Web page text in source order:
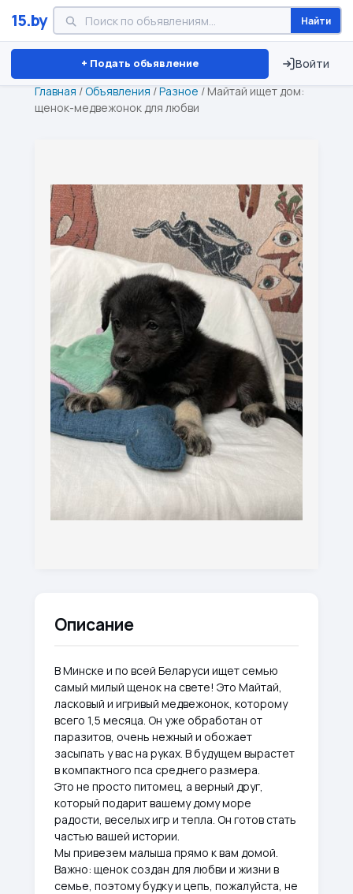
15.by Найти
+ Подать объявление Войти
Минск Витебск Брест ⏱ ТОЛЬКО 15 ДНЕЙ
Главная /Объявления /Разное / Майтай ищет дом:
щенок-медвежонок для любви
Описание
В Минске и по всей Беларуси ищет семью
самый милый щенок на свете! Это Майтай,
ласковый и игривый медвежонок, которому
всего 1,5 месяца. Он уже обработан от
паразитов, очень нежный и обожает
засыпать у вас на руках. В будущем вырастет
в компактного пса среднего размера.
Это не просто питомец, а верный друг,
который подарит вашему дому море
радости, веселых игр и тепла. Он готов стать
частью вашей истории.
Мы привезем малыша прямо к вам домой.
Важно: щенок создан для любви и жизни в
семье, поэтому будку и цепь, пожалуйста, не